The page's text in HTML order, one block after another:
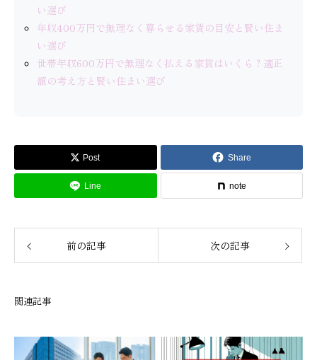
い選び
年収400万円で無理なく暮らせる家賃の目安と賢い住ま
い選び
世帯年収600万円で無理なく払える家賃はいくら？適正
額の考え方と賢い住まい選び
Post Share
Line note
前の記事 次の記事
関連記事